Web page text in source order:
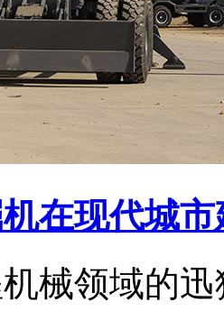
在现代城
械领域的